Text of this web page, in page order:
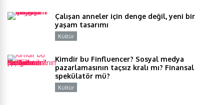
Çalışan anneler için denge değil, yeni bir
yaşam tasarımı
Kültür
Kimdir bu Finfluencer? Sosyal medya
pazarlamasının taçsız kralı mı? Finansal
spekülatör mü?
Kültür